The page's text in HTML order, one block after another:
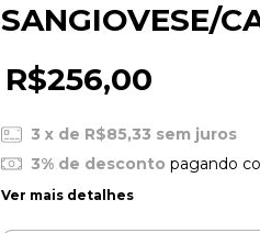
SANGIOVESE/
R$256,00
3 x de R$85,33 sem juros
3% de desconto pagando
Ver mais detalhes